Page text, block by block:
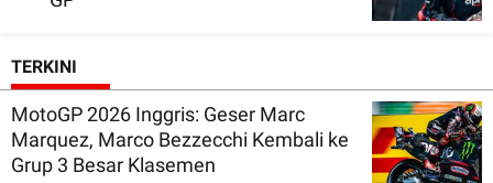
TERKINI
MotoGP 2026 Inggris: Geser Marc
Marquez, Marco Bezzecchi Kembali ke
Grup 3 Besar Klasemen